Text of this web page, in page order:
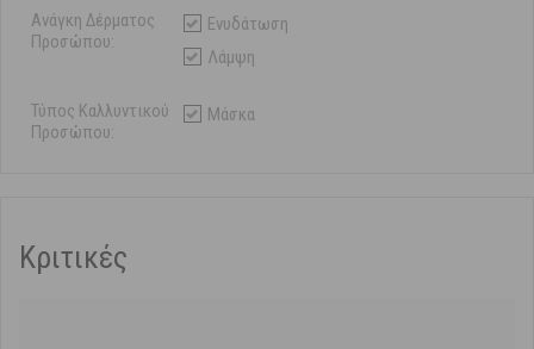
Ανάγκη Δέρματος
Προσώπου:
Ενυδάτωση
Λάμψη
Τύπος Καλλυντικού
Προσώπου:
Μάσκα
Κριτικές